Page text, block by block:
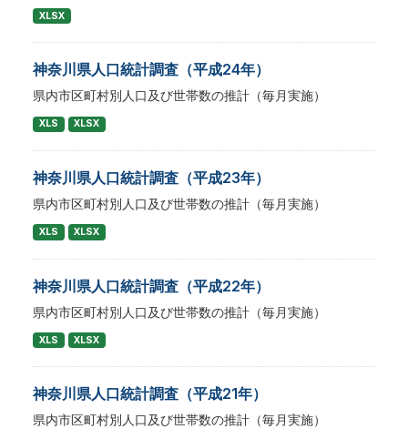
XLSX
神奈川県人口統計調査（平成24年）
県内市区町村別人口及び世帯数の推計（毎月実施）
XLS XLSX
神奈川県人口統計調査（平成23年）
県内市区町村別人口及び世帯数の推計（毎月実施）
XLS XLSX
神奈川県人口統計調査（平成22年）
県内市区町村別人口及び世帯数の推計（毎月実施）
XLS XLSX
神奈川県人口統計調査（平成21年）
県内市区町村別人口及び世帯数の推計（毎月実施）